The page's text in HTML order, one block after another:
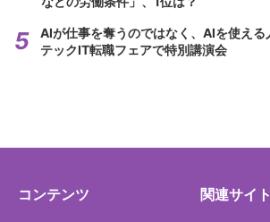
AIが仕事を奪うのではなく、AIを使え
テックIT転職フェアで特別講演会
コンテンツ 関連サイト